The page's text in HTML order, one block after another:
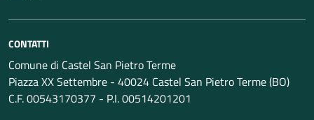
CONTATTI
Comune di Castel San Pietro Terme
Piazza XX Settembre - 40024 Castel San Pietro Terme (BO)
C.F. 00543170377 - P.I. 00514201201